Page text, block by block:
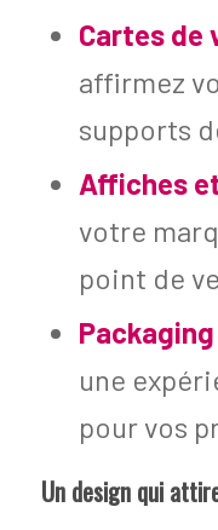
Cartes de
affirmez
supports
Affiches
votre
point de
une
pour vos
Un design qui